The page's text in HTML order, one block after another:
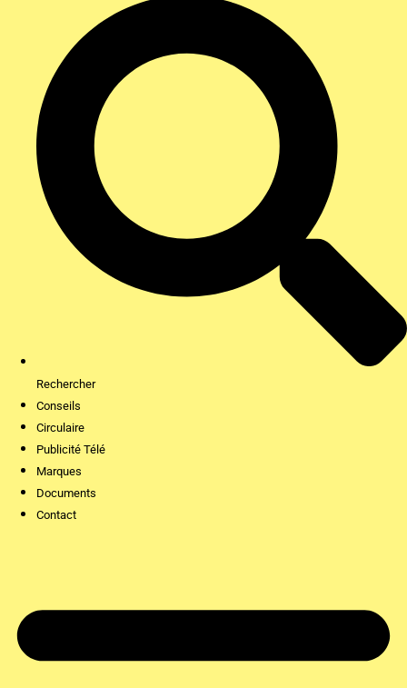
Rechercher
Conseils
Circulaire
Publicité Télé
Marques
Documents
Contact